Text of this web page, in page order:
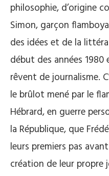
philosophie, d’origine
Simon, garçon
des idées et de la
début des années
rêvent de journalisme.
le brûlot mené par le
Hébrard, en guerre
la République, que
leurs premiers pas
création de leur propre